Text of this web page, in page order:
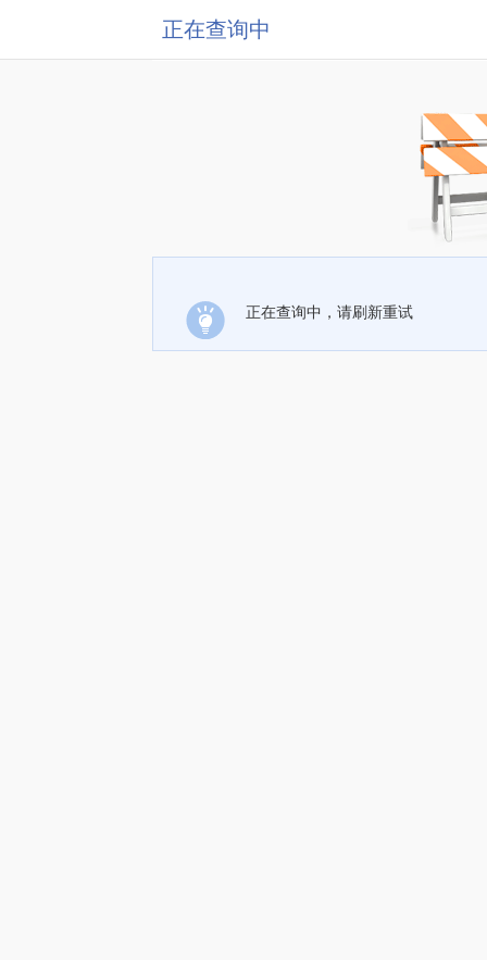
正在查询中
正在查询中，请刷新重试